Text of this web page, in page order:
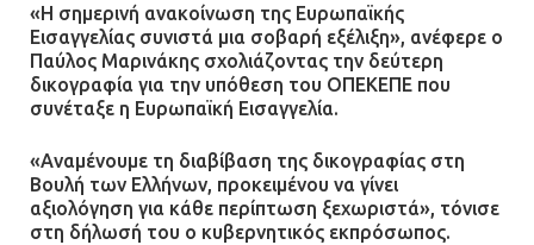
«Η σημερινή ανακοίνωση της Ευρωπαϊκής
Εισαγγελίας συνιστά μια σοβαρή εξέλιξη», ανέφερε ο
Παύλος Μαρινάκης σχολιάζοντας την δεύτερη
δικογραφία για την υπόθεση του ΟΠΕΚΕΠΕ που
συνέταξε η Ευρωπαϊκή Εισαγγελία.
«Αναμένουμε τη διαβίβαση της δικογραφίας στη
Βουλή των Ελλήνων, προκειμένου να γίνει
αξιολόγηση για κάθε περίπτωση ξεχωριστά», τόνισε
στη δήλωσή του ο κυβερνητικός εκπρόσωπος.